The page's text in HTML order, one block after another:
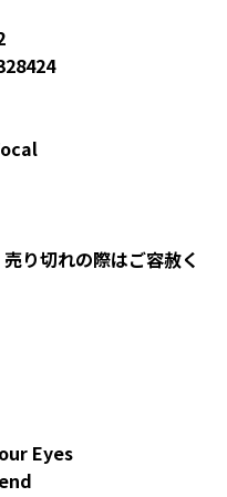
り切れの際はご容赦く
Eyes